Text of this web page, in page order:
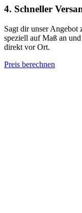
4. Schneller
Sagt dir unser Angebot
speziell auf Maß an
direkt vor Ort.
Preis berechnen